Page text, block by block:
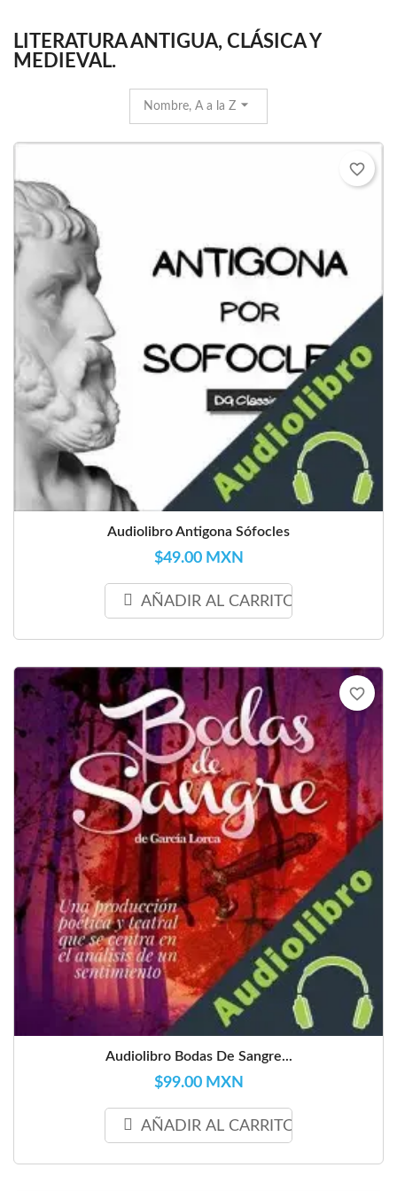
LITERATURA ANTIGUA, CLÁSICA Y
MEDIEVAL.
Nombre, A a la Z
Audiolibro Antigona Sófocles
$49.00 MXN
AÑADIR AL CARRITO
favorite_border
Audiolibro Bodas De Sangre...
$99.00 MXN
AÑADIR AL CARRITO
favorite_border